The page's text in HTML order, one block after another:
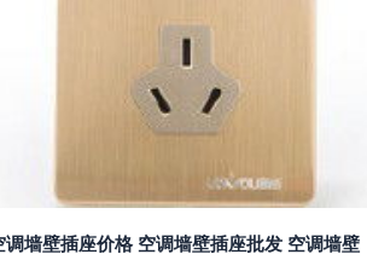
调墙壁插座价格 空调墙壁插座批发 空调墙壁